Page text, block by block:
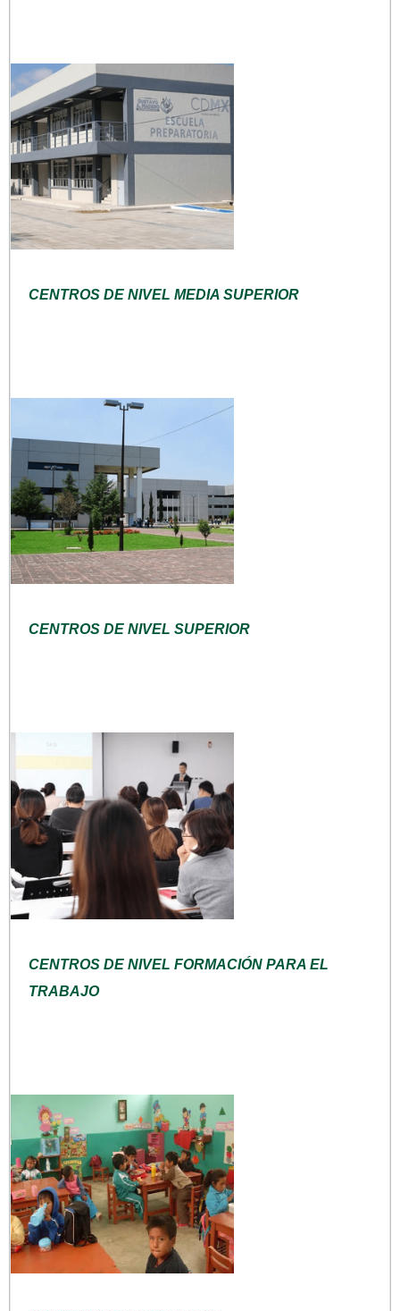
CENTROS DE NIVEL MEDIA SUPERIOR
CENTROS DE NIVEL SUPERIOR
CENTROS DE NIVEL FORMACIÓN PARA EL
TRABAJO